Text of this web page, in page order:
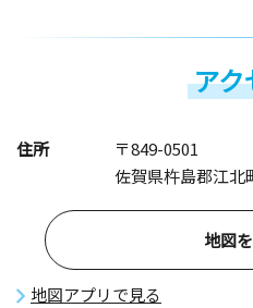
アク
住所
〒849-0501
佐賀県杵島郡江北
地図
地図アプリで見る